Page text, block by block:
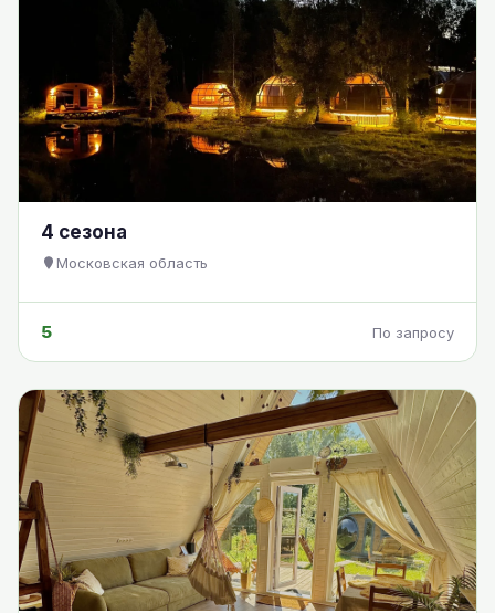
4 сезона
Московская область
5 По запросу